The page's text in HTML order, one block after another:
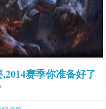
赛季你准备好了